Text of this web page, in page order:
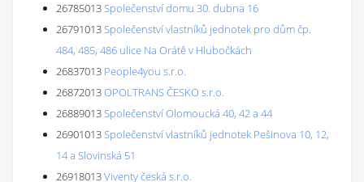
26785013Společenství domu 30. dubna 16
26791013Společenství vlastníků jednotek pro dům čp.
484, 485, 486 ulice Na Orátě v Hlubočkách
26837013 People4you s.r.o.
26872013OPOLTRANS ČESKO s.r.o.
26889013Společenství Olomoucká 40, 42 a 44
26901013Společenství vlastníků jednotek Pešinova 10, 12,
14 a Slovinská 51
26918013Viventy česká s.r.o.